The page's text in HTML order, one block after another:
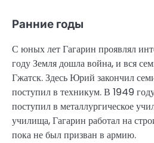
Ранние годы
С юных лет Гагарин проявлял
году Земля дошла война, и вся
Гжатск. Здесь Юрий закончил
поступил в техникум. В 1949
поступил в металлургическое
училища, Гагарин работал на
пока не был призван в армию.